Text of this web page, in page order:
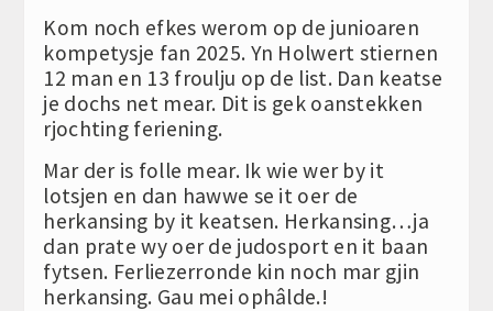
Kom noch efkes werom op de junioaren
kompetysje fan 2025. Yn Holwert stiernen
12 man en 13 froulju op de list. Dan keatse
je dochs net mear. Dit is gek oanstekken
rjochting feriening.
Mar der is folle mear. Ik wie wer by it
lotsjen en dan hawwe se it oer de
herkansing by it keatsen. Herkansing…ja
dan prate wy oer de judosport en it baan
fytsen. Ferliezerronde kin noch mar gjin
herkansing. Gau mei ophâlde.!